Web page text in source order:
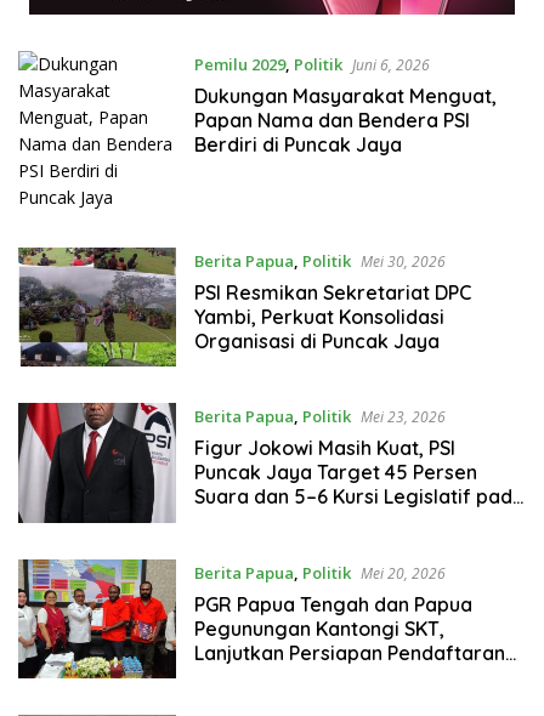
Pemilu 2029, Politik Juni 6, 2026
Dukungan Masyarakat Menguat,
Papan Nama dan Bendera PSI
Berdiri di Puncak Jaya
Berita Papua, Politik Mei 30, 2026
PSI Resmikan Sekretariat DPC
Yambi, Perkuat Konsolidasi
Organisasi di Puncak Jaya
Berita Papua, Politik Mei 23, 2026
Figur Jokowi Masih Kuat, PSI
Puncak Jaya Target 45 Persen
Suara dan 5–6 Kursi Legislatif pada
Berita Papua, Politik Mei 20, 2026
PGR Papua Tengah dan Papua
Pegunungan Kantongi SKT,
Lanjutkan Persiapan Pendaftaran